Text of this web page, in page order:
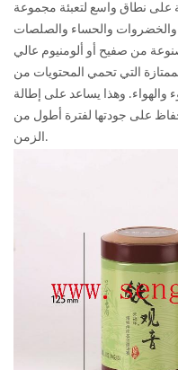
على نطاق واسع لتعبئة مجموعة
والخضروات والحساء والصلصات
من صفيح أو ألومنيوم عالي
التي تحمي المحتويات من
والهواء. وهذا يساعد على إطالة
على جودتها لفترة أطول من
الزمن.